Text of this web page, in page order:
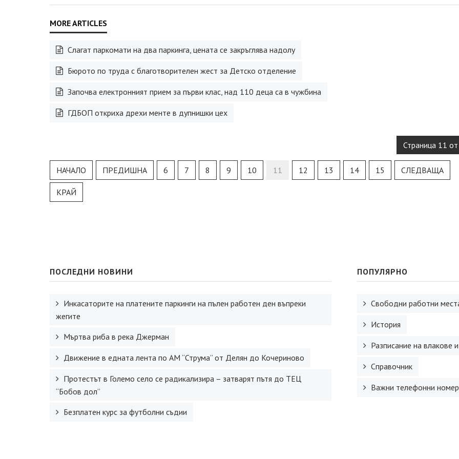
Слагат паркомати на два паркинга, цената се закръглява надолу
Бюрото по труда с благотворителен жест за Детско отделение
Започва електронният прием за първи клас, над 110 деца са в чужбина
ГДБОП откриха дрехи менте в дупнишки цех
Страница 11
НАЧАЛО ПРЕДИШНА 6 7 8 9 10 11 12 13 14 15 СЛЕДВАЩА
КРАЙ
ПОСЛЕДНИ НОВИНИ
Инкасаторите на платените паркинги на пълен работен ден въпреки
жегите
Мъртва риба в река Джерман
Движение в едната лента по АМ “Струма” от Делян до Кочериново
Протестът в Големо село се радикализира – затварят пътя до ТЕЦ
“Бобов дол”
Безплатен курс за футболни съдии
ПОПУЛЯРНО
Свободни работни
История
Разписание на влакове
Справочник
Важни телефонни